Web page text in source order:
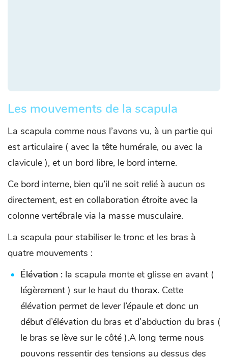
Les mouvements de la scapula
La scapula comme nous l’avons vu, à un partie qui
est articulaire ( avec la tête humérale, ou avec la
clavicule ), et un bord libre, le bord interne.
Ce bord interne, bien qu’il ne soit relié à aucun os
directement, est en collaboration étroite avec la
colonne vertébrale via la masse musculaire.
La scapula pour stabiliser le tronc et les bras à
quatre mouvements :
Élévation : la scapula monte et glisse en avant (
légèrement ) sur le haut du thorax. Cette
élévation permet de lever l’épaule et donc un
début d’élévation du bras et d’abduction du bras (
le bras se lève sur le côté ).A long terme nous
pouvons ressentir des tensions au dessus des